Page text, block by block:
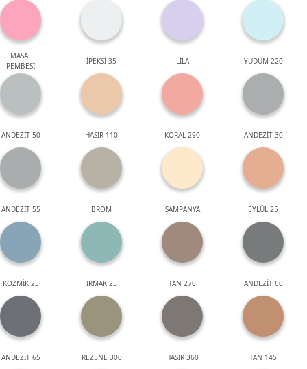
MASAL
PEMBESİ
İPEKSİ 35 LİLA YUDUM 220
ANDEZİT 50 HASIR 110 KORAL 290 ANDEZİT 30
ANDEZİT 55 BROM ŞAMPANYA EYLÜL 25
KOZMİK 25 IRMAK 25 TAN 270 ANDEZİT 60
ANDEZİT 65 REZENE 300 HASIR 360 TAN 145